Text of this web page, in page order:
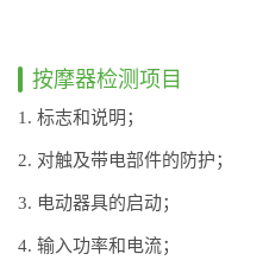
按摩器检测项目
1. 标志和说明；
2. 对触及带电部件的防护；
3. 电动器具的启动；
4. 输入功率和电流；